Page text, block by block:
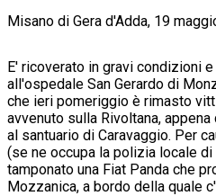
Misano di Gera d'Adda, 19
E' ricoverato in gravi condizioni
all'ospedale San Gerardo di
che ieri pomeriggio è rimasto
avvenuto sulla Rivoltana,
al santuario di Caravaggio. Per
(se ne occupa la polizia locale di
tamponato una Fiat Panda che
Mozzanica, a bordo della quale